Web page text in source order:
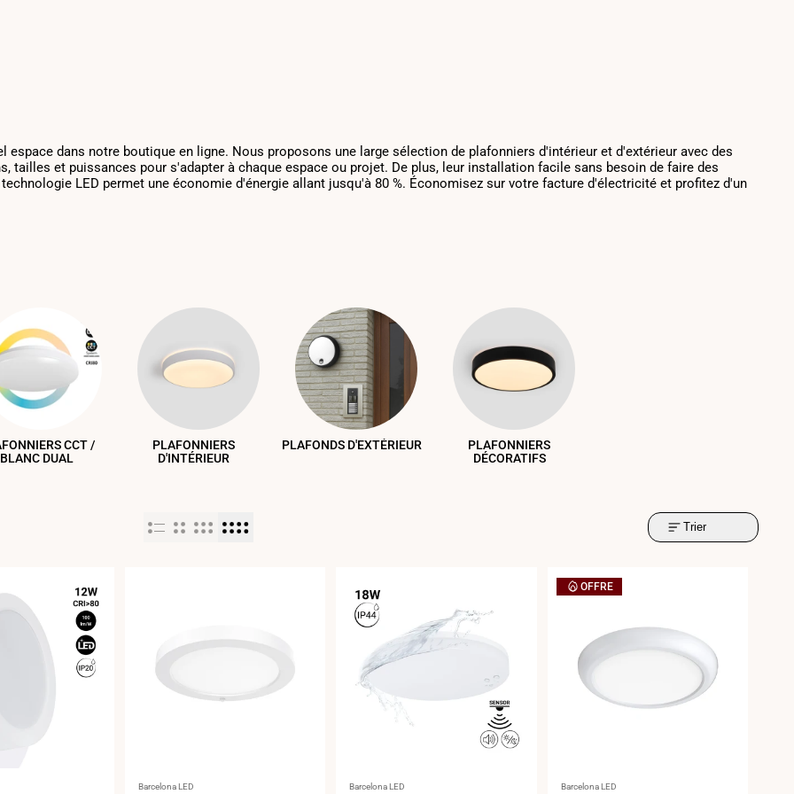
espace dans notre boutique en ligne. Nous proposons une large sélection de plafonniers d'intérieur et d'extérieur avec des
tailles et puissances pour s'adapter à chaque espace ou projet. De plus, leur installation facile sans besoin de faire des
LED permet une économie d'énergie allant jusqu'à 80 %. Économisez sur votre facture d'électricité et profitez d'un
CCT /
BLANC DUAL
PLAFONNIERS
D'INTÉRIEUR
PLAFONDS D'EXTÉRIEUR
PLAFONNIERS
DÉCORATIFS
Trier
Fournisseur
Barcelona LED
Fournisseur
Barcelona LED
OFFRE
Fournisseur
Barcelona LED